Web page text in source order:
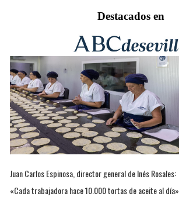
Destacados en
Juan Carlos Espinosa, director general de Inés Rosales:
«Cada trabajadora hace 10.000 tortas de aceite al día»